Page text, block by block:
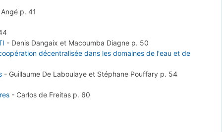
p. 41
- Denis Dangaix et Macoumba Diagne p. 50
décentralisée dans les domaines de l'eau et de
- Guillaume De Laboulaye et Stéphane Pouffary p. 54
- Carlos de Freitas p. 60